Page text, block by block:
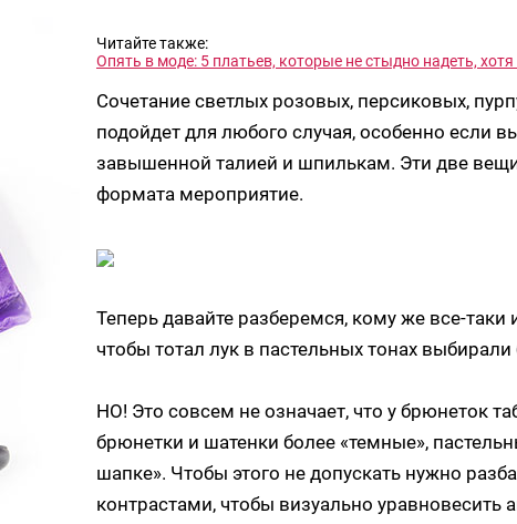
Читайте также:
Опять в моде: 5 платьев, которые не стыдно надеть,
Сочетание светлых розовых, персиковых,
подойдет для любого случая, особенно если
завышенной талией и шпилькам. Эти две
формата мероприятие.
Теперь давайте разберемся, кому же все-таки
чтобы тотал лук в пастельных тонах
НО! Это совсем не означает, что у брюнеток
брюнетки и шатенки более «темные»,
шапке». Чтобы этого не допускать нужно
контрастами, чтобы визуально уравновесить